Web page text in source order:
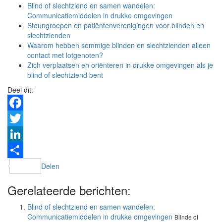
Blind of slechtziend en samen wandelen:
Communicatiemiddelen in drukke omgevingen
Steungroepen en patiëntenverenigingen voor blinden en
slechtzienden
Waarom hebben sommige blinden en slechtzienden alleen
contact met lotgenoten?
Zich verplaatsen en oriënteren in drukke omgevingen als je
blind of slechtziend bent
Deel dit:
Facebook
Twitter
LinkedIn
Delen
Gerelateerde berichten:
Blind of slechtziend en samen wandelen:
Communicatiemiddelen in drukke omgevingen Blinde of